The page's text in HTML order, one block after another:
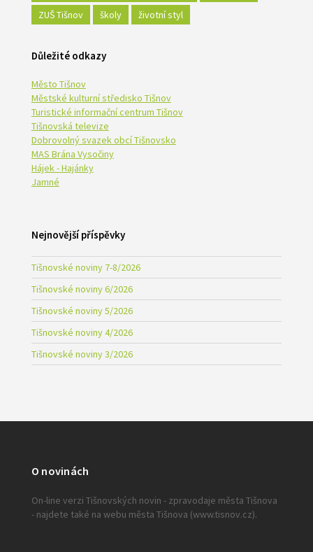
ZUŠ Tišnov
školy životní styl
Důležité odkazy
Město Tišnov
Městské kulturní středisko Tišnov
Turistické informační centrum Tišnov
Tišnovská televize
Dobrovolný svazek obcí Tišnovsko
MAS Brána Vysočiny
Hájek - Hajánky
Jamné
Nejnovější příspěvky
Tišnovské noviny 7-8/2026
Tišnovské noviny 6/2026
Tišnovské noviny 5/2026
Tišnovské noviny 4/2026
Tišnovské noviny 3/2026
O novinách
On-line verzi Tišnovských novin - zpravodaje města Tišnova
- najdete také na webu města Tišnova (www.tisnov.cz).